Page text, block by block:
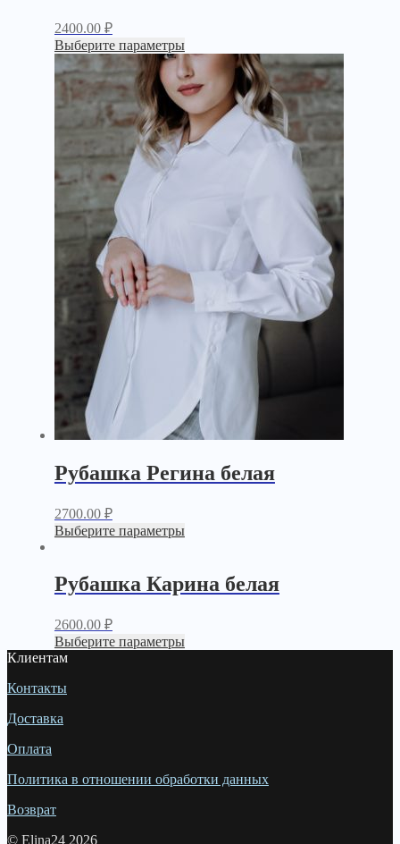
2400.00 ₽
Выберите параметры
Рубашка Регина белая
2700.00 ₽
Выберите параметры
Рубашка Карина белая
2600.00 ₽
Выберите параметры
Клиентам
Контакты
Доставка
Оплата
Политика в отношении обработки данных
Возврат
© Elina24 2026